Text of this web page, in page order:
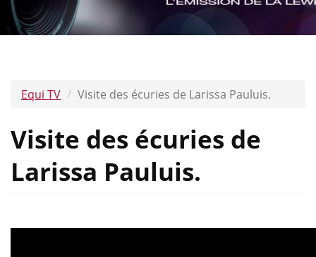
Equi TV Visite des écuries de Larissa Pauluis.
Visite des écuries de
Larissa Pauluis.